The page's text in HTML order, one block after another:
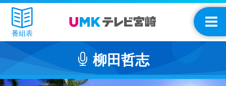
番組表
柳田哲志